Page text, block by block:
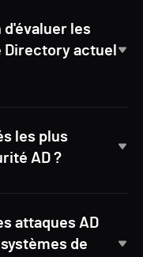
les
actuel
les plus
AD ?
attaques AD
de